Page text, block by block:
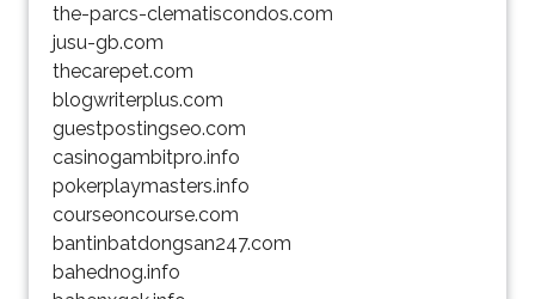
the-parcs-clematiscondos.com
jusu-gb.com
thecarepet.com
blogwriterplus.com
guestpostingseo.com
casinogambitpro.info
pokerplaymasters.info
courseoncourse.com
bantinbatdongsan247.com
bahednog.info